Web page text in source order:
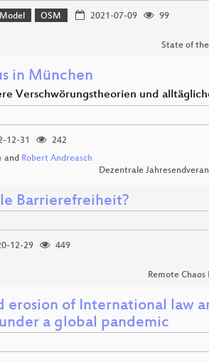
OSM 2021-07-09
99
State of
in München
Verschwörungstheorien und
12-31
242
and Robert Andreasch
Dezentrale
Barrierefreiheit?
12-29
449
Remote Chaos
erosion of International law
a global pandemic